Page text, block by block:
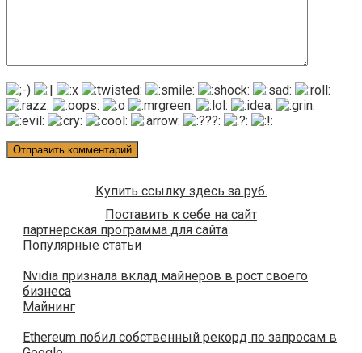
Купить ссылку здесь за руб.
Поставить к себе на сайт
партнерская программа для сайта
Популярные статьи
Nvidia признала вклад майнеров в рост своего
бизнеса
Майнинг
Ethereum побил собственный рекорд по запросам в